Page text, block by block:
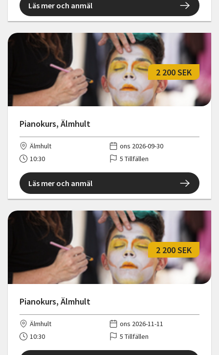
Läs mer och anmäl
Pianokurs, Älmhult
2 200 SEK
Älmhult
ons 2026-09-30
10:30
5 Tillfällen
Läs mer och anmäl
Pianokurs, Älmhult
2 200 SEK
Älmhult
ons 2026-11-11
10:30
5 Tillfällen